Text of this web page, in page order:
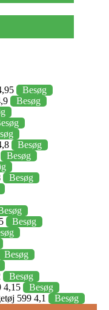
Besøg
Besøg
Besøg
Besøg
Besøg
Besøg
Besøg
Besøg
4,15
Besøg
599 4,1
Besøg